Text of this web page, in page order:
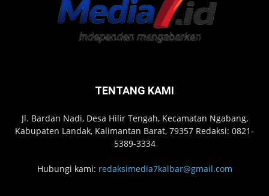
TENTANG KAMI
Jl. Bardan Nadi, Desa Hilir Tengah, Kecamatan Ngabang,
Kabupaten Landak, Kalimantan Barat, 79357 Redaksi: 0821-
5389-3334
Hubungi kami: redaksimedia7kalbar@gmail.com